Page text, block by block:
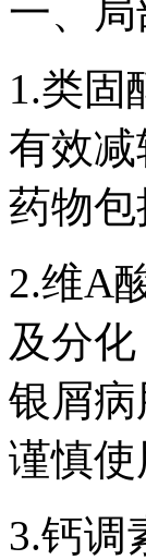
一、
1.类固
有效
药物
2.维A
及分
银屑
谨慎使
3.钙调